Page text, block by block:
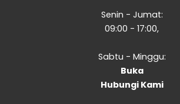
Senin - Jumat:
09:00 - 17:00,
Sabtu - Minggu:
Buka
Hubungi Kami